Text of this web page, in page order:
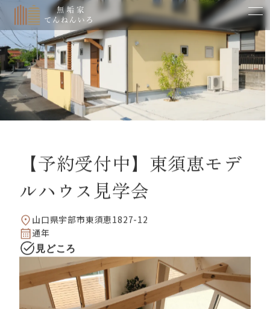
【予約受付中】東須恵モデ
ルハウス見学会
山口県宇部市東須恵1827-12
通年
見どころ